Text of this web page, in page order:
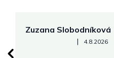
Zuzana Slobodníková
Hodnotenie obchodu je
| 4.8.2026